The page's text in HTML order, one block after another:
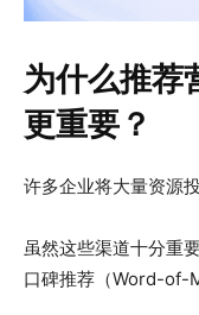
为什么推荐
更重要？
许多企业将大量资源
虽然这些渠道十分重
口碑推荐（Word-of-